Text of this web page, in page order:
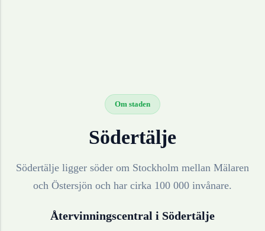
Om staden
Södertälje
Södertälje ligger söder om Stockholm mellan Mälaren
och Östersjön och har cirka 100 000 invånare.
Återvinningscentral i Södertälje